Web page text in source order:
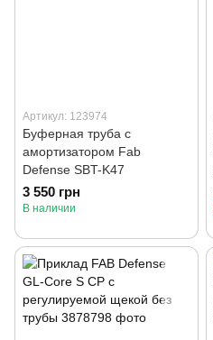
Артикул: 123974
Буферная труба с
амортизатором Fab
Defense SBT-K47
3 550 грн
В наличии